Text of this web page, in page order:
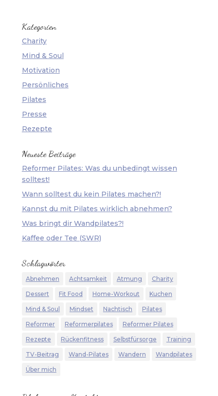
Kategorien
Charity
Mind & Soul
Motivation
Persönliches
Pilates
Presse
Rezepte
Neueste Beiträge
Reformer Pilates: Was du unbedingt wissen
solltest!
Wann solltest du kein Pilates machen?!
Kannst du mit Pilates wirklich abnehmen?
Was bringt dir Wandpilates?!
Kaffee oder Tee (SWR)
Schlagwörter
Abnehmen Achtsamkeit Atmung Charity
Dessert Fit Food Home-Workout Kuchen
Mind & Soul Mindset Nachtisch Pilates
Reformer Reformerpilates Reformer Pilates
Rezepte Rückenfitness Selbstfürsorge Training
TV-Beitrag Wand-Pilates Wandern Wandpilates
Über mich